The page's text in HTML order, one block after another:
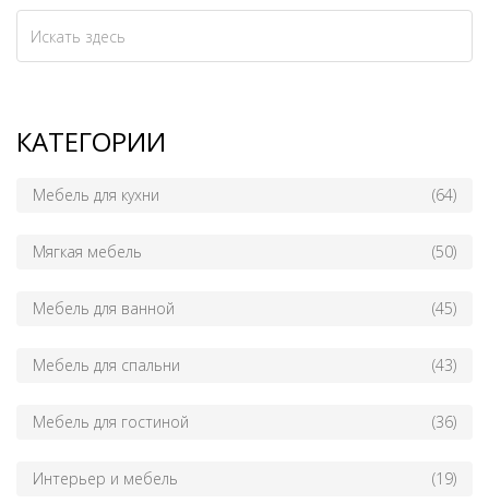
КАТЕГОРИИ
Мебель для кухни (64)
Мягкая мебель (50)
Мебель для ванной (45)
Мебель для спальни (43)
Мебель для гостиной (36)
Интерьер и мебель (19)